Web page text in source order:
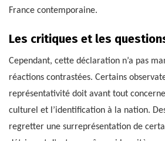
France contemporaine.
Les critiques et les
Cependant, cette déclaration n’a pas
réactions contrastées. Certains
représentativité doit avant tout
culturel et l’identification à la nation.
regretter une surreprésentation de